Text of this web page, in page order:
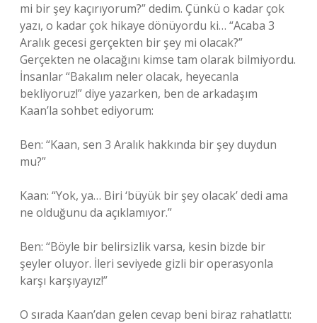
mi bir şey kaçırıyorum?” dedim. Çünkü o kadar çok
yazı, o kadar çok hikaye dönüyordu ki… “Acaba 3
Aralık gecesi gerçekten bir şey mi olacak?”
Gerçekten ne olacağını kimse tam olarak bilmiyordu.
İnsanlar “Bakalım neler olacak, heyecanla
bekliyoruz!” diye yazarken, ben de arkadaşım
Kaan’la sohbet ediyorum:
Ben: “Kaan, sen 3 Aralık hakkında bir şey duydun
mu?”
Kaan: “Yok, ya… Biri ‘büyük bir şey olacak’ dedi ama
ne olduğunu da açıklamıyor.”
Ben: “Böyle bir belirsizlik varsa, kesin bizde bir
şeyler oluyor. İleri seviyede gizli bir operasyonla
karşı karşıyayız!”
O sırada Kaan’dan gelen cevap beni biraz rahatlattı: